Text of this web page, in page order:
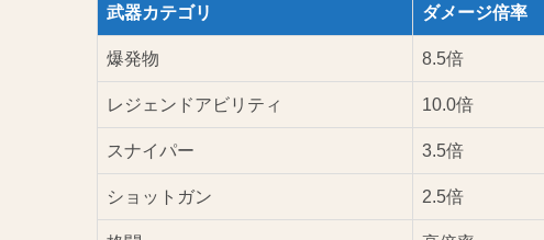
武器カテゴリ ダメージ倍率
爆発物 8.5倍
レジェンドアビリティ 10.0倍
スナイパー 3.5倍
ショットガン 2.5倍